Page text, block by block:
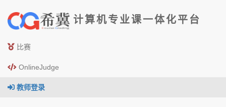
计算机专业课一体化平台
比赛
OnlineJudge
教师登录
最新公告
[php前端框架技术（张鹏）] 开课了
[(20-21-2)PHP程序设计] 请大家按时完成作